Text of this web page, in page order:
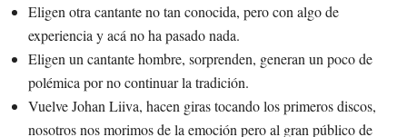
Eligen otra cantante no tan conocida, pero con algo de
experiencia y acá no ha pasado nada.
Eligen un cantante hombre, sorprenden, generan un poco de
polémica por no continuar la tradición.
Vuelve Johan Liiva, hacen giras tocando los primeros discos,
nosotros nos morimos de la emoción pero al gran público de